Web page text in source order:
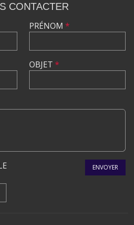
CONTACTER
PRÉNOM *
OBJET *
ENVOYER